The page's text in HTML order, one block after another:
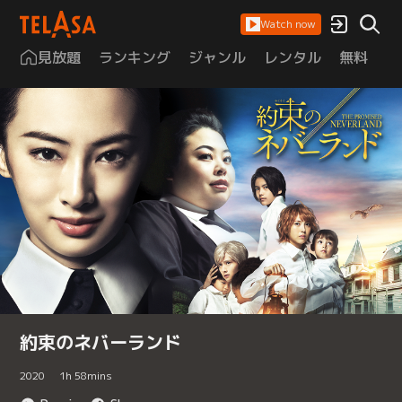
Watch now
見放題 ランキング ジャンル レンタル 無料
約束のネバーランド
2020 1h 58mins